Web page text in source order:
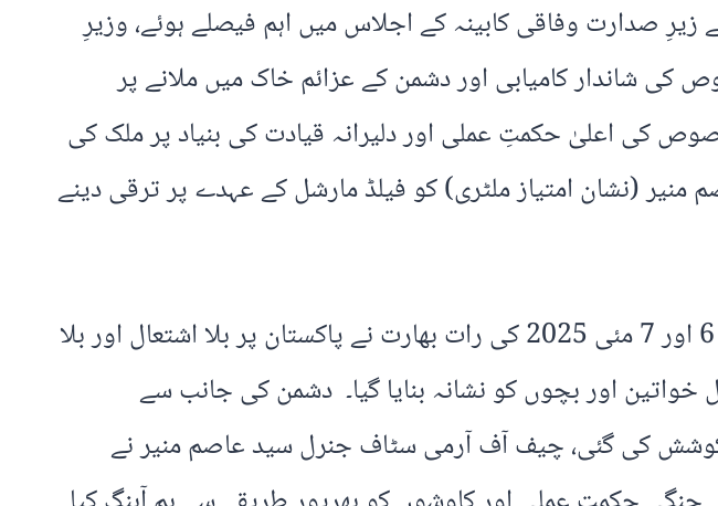
صدارت وفاقی کابینہ کے اجلاس میں اہم فیصلے ہوئے، وزیرِ
شاندار کامیابی اور دشمن کے عزائم خاک میں ملانے پر
کی اعلیٰ حکمتِ عملی اور دلیرانہ قیادت کی بنیاد پر ملک کی
(نشان امتیاز ملٹری) کو فیلڈ مارشل کے عہدے پر ترقی دینے
اعلامیہ کے مطابق حال ہی میں پاکستان تاریخ کے کٹھن مرحلے سے گزرا، 6 اور 7 مئی 2025 کی رات بھارت نے پاکستان پر بلا اشتعال اور بلا
اور بچوں کو نشانہ بنایا گیا۔ دشمن کی جانب سے
کی گئی، چیف آف آرمی سٹاف جنرل سید عاصم منیر نے